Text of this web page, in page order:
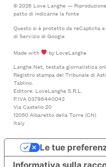
© 2026 Love Langhe —
patto di indicarne la fonte
Questo si è protetto da reCaptcha
di Serviziodi Google
Made with
by LoveLanghe
Langhe.Net, testata giornalistica
Registro stampa del Tribunale di
Tablino.
Editore: LoveLanghe S.R.L.
P.IVA 03796440042
Via Castello 20
12050 Albaretto della Torre (CN)
Italy
Informativa sulla
Le tue